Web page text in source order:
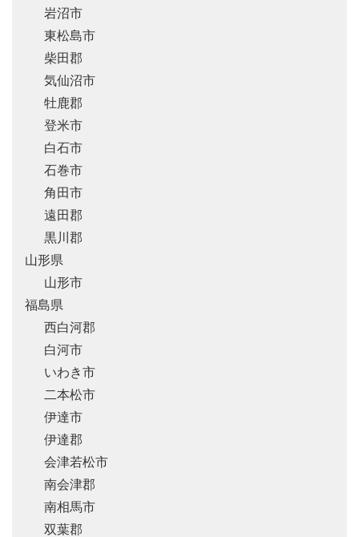
岩沼市
東松島市
柴田郡
気仙沼市
牡鹿郡
登米市
白石市
石巻市
角田市
遠田郡
黒川郡
山形県
山形市
福島県
西白河郡
白河市
いわき市
二本松市
伊達市
伊達郡
会津若松市
南会津郡
南相馬市
双葉郡